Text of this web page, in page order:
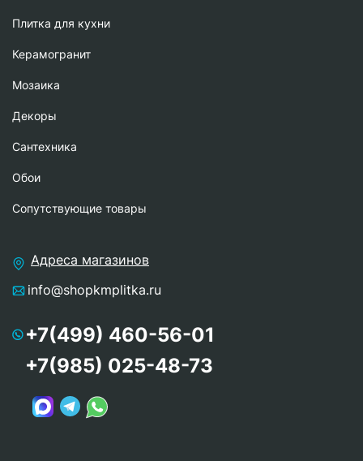
Плитка для кухни
Керамогранит
Мозаика
Декоры
Сантехника
Обои
Сопутствующие товары
Адреса магазинов
info@shopkmplitka.ru
+7(499) 460-56-01
+7(985) 025-48-73